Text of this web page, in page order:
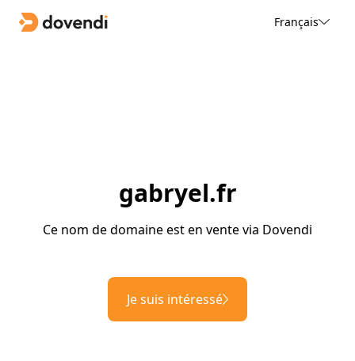
Français
gabryel.fr
Ce nom de domaine est en vente via Dovendi
Je suis intéressé